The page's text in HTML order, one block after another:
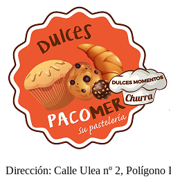
Dirección: Calle Ulea nº 2, Polígono